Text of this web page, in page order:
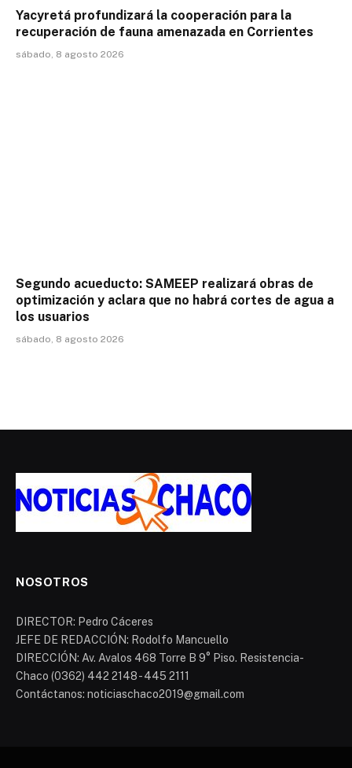
Yacyretá profundizará la cooperación para la
recuperación de fauna amenazada en Corrientes
sábado, 8 agosto 2026
Segundo acueducto: SAMEEP realizará obras de
optimización y aclara que no habrá cortes de agua a
los usuarios
sábado, 8 agosto 2026
NOSOTROS
DIRECTOR: Pedro Cáceres
JEFE DE REDACCIÓN: Rodolfo Mancuello
DIRECCIÓN: Av. Avalos 468 Torre B 9° Piso. Resistencia-
Chaco (0362) 442 2148 - 445 2111
Contáctanos: noticiaschaco2019@gmail.com